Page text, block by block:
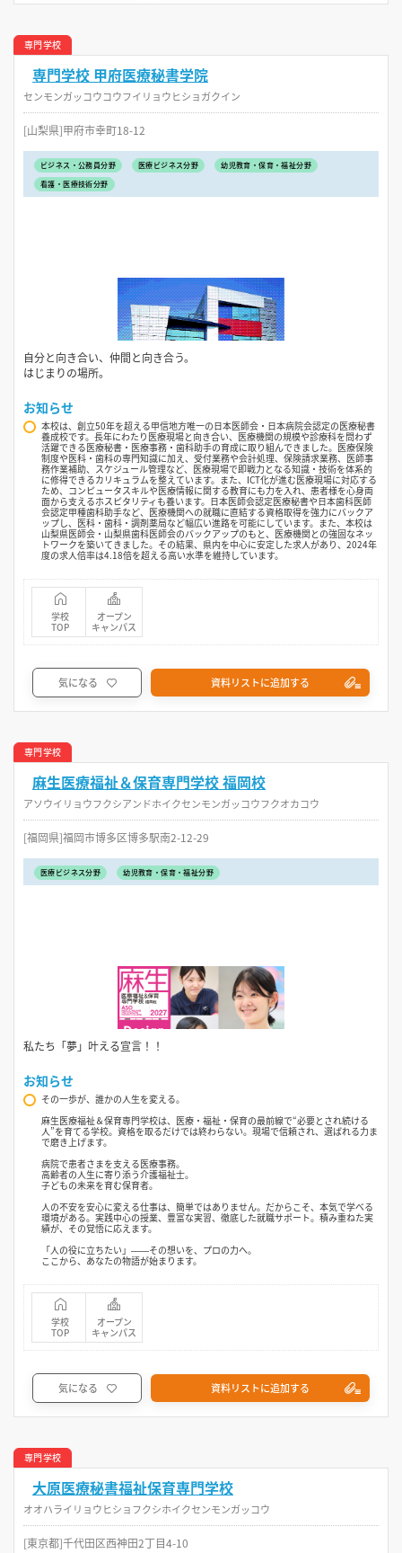
専門学校
専門学校 甲府医療秘書学院
センモンガッコウコウフイリョウヒショガクイン
[山梨県]甲府市幸町18-12
ビジネス・公務員分野 医療ビジネス分野
幼児教育・保育・福祉分野
看護・医療技術分野
自分と向き合い、仲間と向き合う。
はじまりの場所。
お知らせ
本校は、創立50年を超える甲信地方唯一の日本医師会・日本病院会認定の医療秘書
養成校です。長年にわたり医療現場と向き合い、医療機関の規模や診療科を問わず
活躍できる医療秘書・医療事務・歯科助手の育成に取り組んできました。医療保険
制度や医科・歯科の専門知識に加え、受付業務や会計処理、保険請求業務、医師事
務作業補助、スケジュール管理など、医療現場で即戦力となる知識・技術を体系的
に修得できるカリキュラムを整えています。また、ICT化が進む医療現場に対応する
ため、コンピュータスキルや医療情報に関する教育にも力を入れ、患者様を心身両
面から支えるホスピタリティも養います。日本医師会認定医療秘書や日本歯科医師
会認定甲種歯科助手など、医療機関への就職に直結する資格取得を強力にバックア
ップし、医科・歯科・調剤薬局など幅広い進路を可能にしています。また、本校は
山梨県医師会・山梨県歯科医師会のバックアップのもと、医療機関との強固なネッ
トワークを築いてきました。その結果、県内を中心に安定した求人があり、2024年
度の求人倍率は4.18倍を超える高い水準を維持しています。
学校
TOP
オープン
キャンパス
気になる 資料リストに追加する
専門学校
麻生医療福祉＆保育専門学校 福岡校
アソウイリョウフクシアンドホイクセンモンガッコウフクオカコウ
[福岡県]福岡市博多区博多駅南2-12-29
医療ビジネス分野 幼児教育・保育・福祉分野
私たち「夢」叶える宣言！！
お知らせ
その一歩が、誰かの人生を変える。
麻生医療福祉＆保育専門学校は、医療・福祉・保育の最前線で“必要とされ続ける
人”を育てる学校。資格を取るだけでは終わらない。現場で信頼され、選ばれる力ま
で磨き上げます。
病院で患者さまを支える医療事務。
高齢者の人生に寄り添う介護福祉士。
子どもの未来を育む保育者。
人の不安を安心に変える仕事は、簡単ではありません。だからこそ、本気で学べる
環境がある。実践中心の授業、豊富な実習、徹底した就職サポート。積み重ねた実
績が、その覚悟に応えます。
「人の役に立ちたい」――その想いを、プロの力へ。
ここから、あなたの物語が始まります。
学校
TOP
オープン
キャンパス
気になる 資料リストに追加する
専門学校
大原医療秘書福祉保育専門学校
オオハライリョウヒショフクシホイクセンモンガッコウ
[東京都]千代田区西神田2丁目4-10